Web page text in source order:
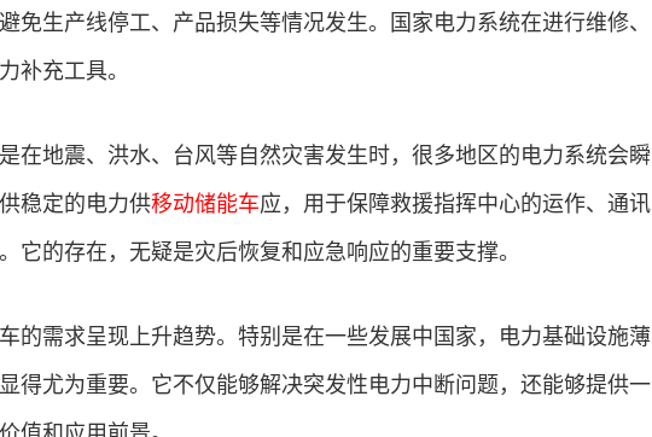
生产线停工、产品损失等情况发生。国家电力系统在进行维修、
补充工具。
在地震、洪水、台风等自然灾害发生时，很多地区的电力系统会瞬
稳定的电力供移动储能车应，用于保障救援指挥中心的运作、通讯
的存在，无疑是灾后恢复和应急响应的重要支撑。
的需求呈现上升趋势。特别是在一些发展中国家，电力基础设施薄
得尤为重要。它不仅能够解决突发性电力中断问题，还能够提供一